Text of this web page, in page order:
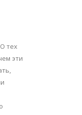
тех
эти